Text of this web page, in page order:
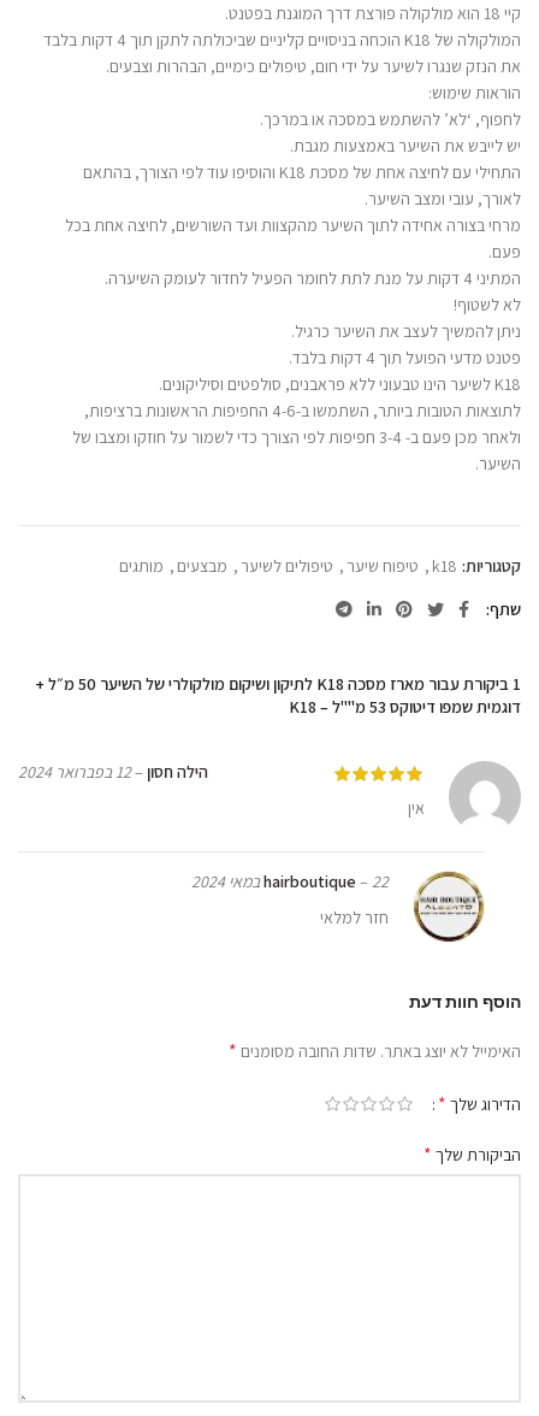
קיי 18 הוא מולקולה פורצת דרך המוגנת בפטנט.
המולקולה של K18 הוכחה בניסויים קליניים שביכולתה לתקן תוך 4 דקות בלבד
את הנזק שנגרו לשיער על ידי חום, טיפולים כימיים, הבהרות וצבעים.
הוראות שימוש:
לחפוף, ‘לא’ להשתמש במסכה או במרכך.
יש לייבש את השיער באמצעות מגבת.
התחילי עם לחיצה אחת של מסכת K18 והוסיפו עוד לפי הצורך, בהתאם
לאורך, עובי ומצב השיער.
מרחי בצורה אחידה לתוך השיער מהקצוות ועד השורשים, לחיצה אחת בכל
פעם.
המתיני 4 דקות על מנת לתת לחומר הפעיל לחדור לעומק השיערה.
לא לשטוף!
ניתן להמשיך לעצב את השיער כרגיל.
פטנט מדעי הפועל תוך 4 דקות בלבד.
K18 לשיער הינו טבעוני ללא פראבנים, סולפטים וסיליקונים.
לתוצאות הטובות ביותר, השתמשו ב-4-6 החפיפות הראשונות ברציפות,
ולאחר מכן פעם ב- 3-4 חפיפות לפי הצורך כדי לשמור על חוזקו ומצבו של
השיער.
קטגוריות: k18
, טיפוח שיער , טיפולים לשיער , מבצעים , מותגים
שתף
1 ביקורת עבור
מארז מסכה K18 לתיקון ושיקום מולקולרי של השיער 50 מ״ל +
דוגמית שמפו דיטוקס 53 מ""ל – K18
הילה חסון –12 בפברואר 2024
אין
hairboutique – 22 במאי 2024
חזר למלאי
הוסף חוות דעת
האימייל לא יוצג באתר. שדות החובה מסומנים *
הדירוג שלך *
הביקורת שלך *